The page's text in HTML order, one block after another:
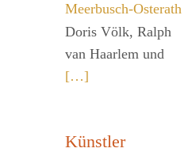
Meerbusch-Osterath
Doris Völk, Ralph
van Haarlem und
[…]
Künstler